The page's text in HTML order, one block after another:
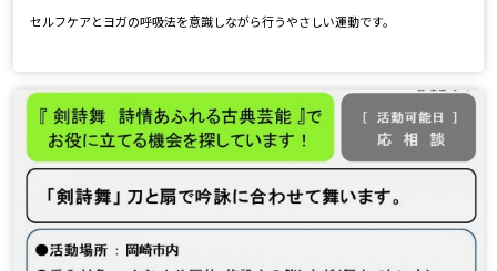
セルフケアとヨガの呼吸法を意識しながら行うやさしい運動です。